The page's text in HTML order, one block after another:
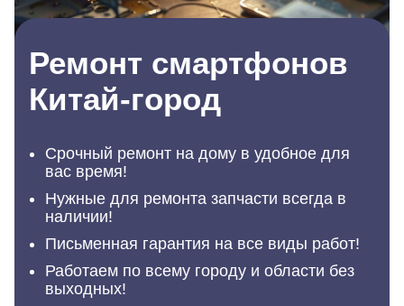
Ремонт смартфонов
Китай-город
Срочный ремонт на дому в удобное для
вас время!
Нужные для ремонта запчасти всегда в
наличии!
Письменная гарантия на все виды работ!
Работаем по всему городу и области без
выходных!